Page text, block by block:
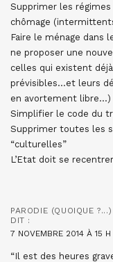
Supprimer les
chômage
Faire le ménage dans
ne proposer une
celles qui existent
prévisibles…et leurs
en avortement libre…)
Simplifier le code du
Supprimer toutes les
“culturelles”
L’Etat doit se
PARODIE (QUOIQUE
DIT :
7 NOVEMBRE 2014 À 15
“Il est des heures